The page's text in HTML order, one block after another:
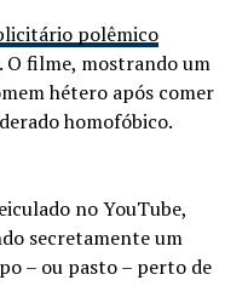
polêmico
O filme, mostrando um
hétero após comer
homofóbico.
no YouTube,
secretamente um
– ou pasto – perto de